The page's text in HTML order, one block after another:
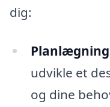
dig:
Planlægning
udvikle et
og dine